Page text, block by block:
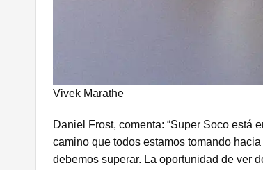
Vivek Marathe
Daniel Frost, comenta: “Super Soco está
camino que todos estamos tomando
debemos superar. La oportunidad de ver